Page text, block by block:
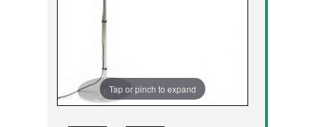
Tap or pinch to expand